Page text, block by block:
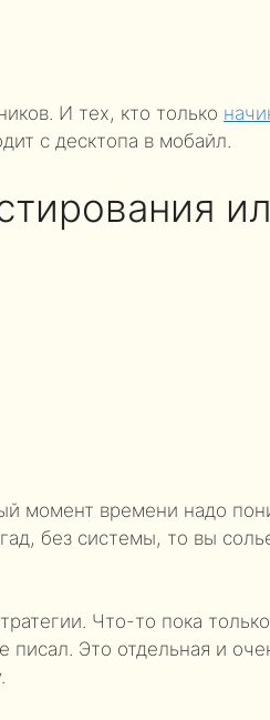
И тех, кто только
с десктопа в мобайл.
момент времени надо
без системы, то вы
Что-то пока
Это отдельная и